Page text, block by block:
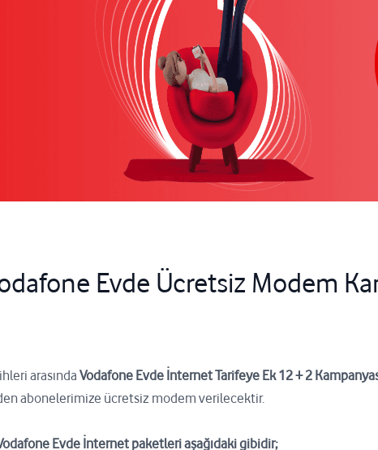
Evde Ücretsiz Modem
arasında Vodafone Evde İnternet Tarifeye Ek 12 + 2
abonelerimize ücretsiz modem verilecektir.
Evde İnternet paketleri aşağıdaki gibidir;